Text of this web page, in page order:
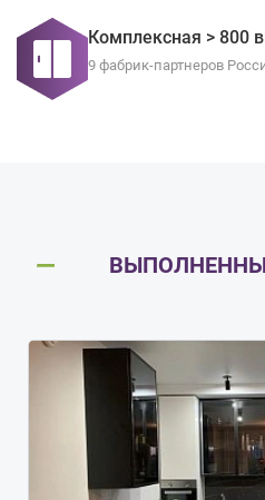
Комплексная > 800
9 фабрик-партнеров